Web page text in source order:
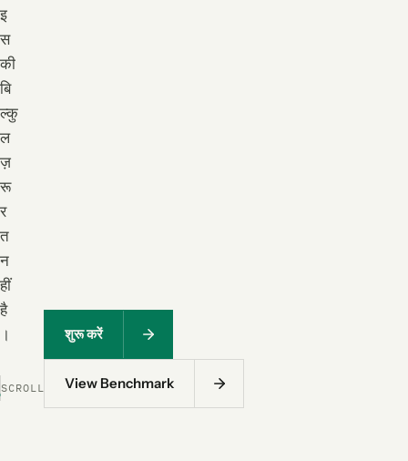
इ
स
की
बि
ल्कु
ल
ज़
रू
र
त
न
हीं
है
।
SCROLL
शुरू करें
View Benchmark